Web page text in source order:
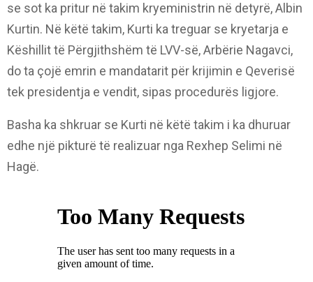
se sot ka pritur në takim kryeministrin në detyrë, Albin
Kurtin. Në këtë takim, Kurti ka treguar se kryetarja e
Këshillit të Përgjithshëm të LVV-së, Arbërie Nagavci,
do ta çojë emrin e mandatarit për krijimin e Qeverisë
tek presidentja e vendit, sipas procedurës ligjore.
Basha ka shkruar se Kurti në këtë takim i ka dhuruar
edhe një pikturë të realizuar nga Rexhep Selimi në
Hagë.